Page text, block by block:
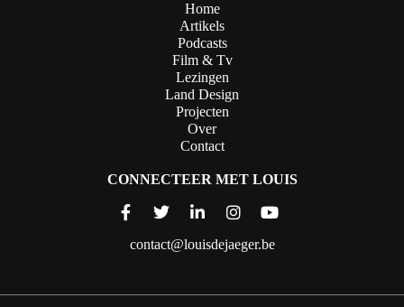
Home
Artikels
Podcasts
Film & Tv
Lezingen
Land Design
Projecten
Over
Contact
CONNECTEER MET LOUIS
contact@louisdejaeger.be